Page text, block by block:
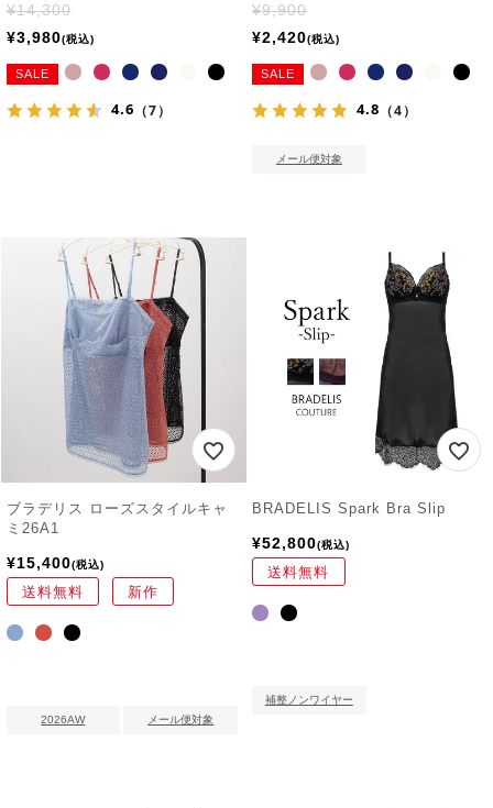
¥14,300
¥3,980 税込
SALE
4.6 （7）
¥9,900
¥2,420 税込
SALE
4.8 （4）
メール便対象
ブラデリス ローズスタイルキャ
ミ26A1
¥15,400 税込
送料無料 新作
2026AW メール便対象
BRADELIS Spark Bra Slip
¥52,800 税込
送料無料
補整ノンワイヤー